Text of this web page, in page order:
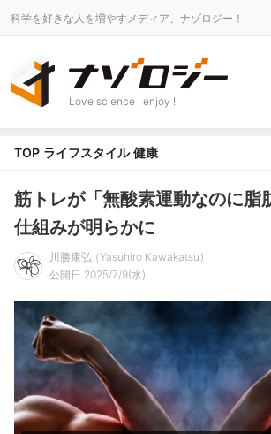
科学を好きな人を増やすメディア、ナゾロジー！
Love science , enjoy !
TOP ライフスタイル 健康
筋トレが「無酸素運動なのに脂
仕組みが明らかに
川勝康弘
Yasuhiro Kawakatsu
公開日 2025/7/9(水)